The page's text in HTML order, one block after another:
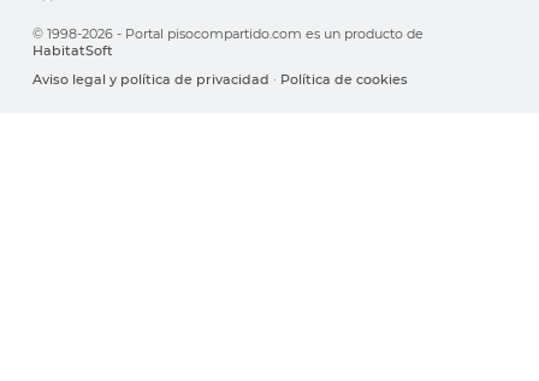
© 1998-2026 - Portal pisocompartido.com es un producto de
HabitatSoft
Aviso legal y política de privacidad · Política de cookies